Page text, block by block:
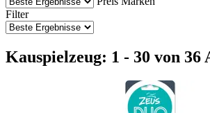
Filter
Kauspielzeug: 1 - 30 von